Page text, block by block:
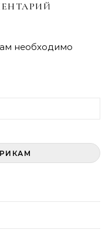
необходимо